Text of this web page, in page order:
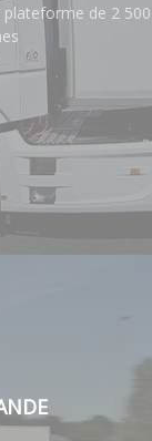
plateforme de 2 500